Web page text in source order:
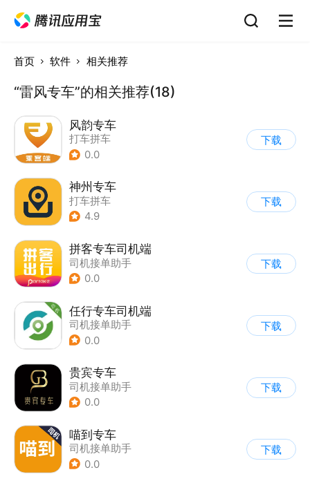
首页 软件 相关推荐
“雷风专车”的相关推荐(18)
风韵专车
打车拼车
0.0
下载
神州专车
打车拼车
4.9
下载
拼客专车司机端
司机接单助手
0.0
下载
任行专车司机端
司机接单助手
0.0
下载
贵宾专车
司机接单助手
0.0
下载
喵到专车
司机接单助手
0.0
下载